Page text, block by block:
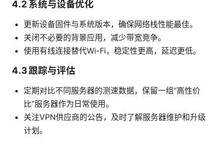
4.2 系统与设备优化
更新设备固件与系统版本，确保网络栈性能最佳。
关闭不必要的背景应用，减少带宽竞争。
使用有线连接替代Wi-Fi，稳定性更高，延迟更低。
4.3 跟踪与评估
定期对比不同服务器的测速数据，保留一组“高性价
比”服务器作为日常使用。
关注VPN供应商的公告，及时了解服务器维护和升级
计划。